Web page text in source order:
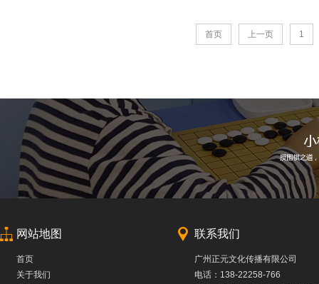
首页 上一页 1
网站地图
首页
关于我们
联系我们
广州正元文化传播有限公司
电话：138-22258-766